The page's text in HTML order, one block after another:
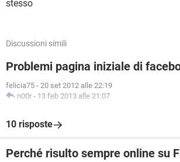
stesso
Discussioni simili
Problemi pagina iniziale di
felicia75 - 20 set 2012 alle 22:19
n00r - 13 feb 2013 alle 21:07
10 risposte
Perché risulto sempre online su